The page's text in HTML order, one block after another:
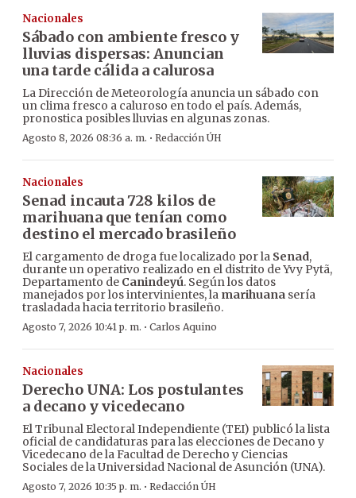
Nacionales
Sábado con ambiente fresco y
lluvias dispersas: Anuncian
una tarde cálida a calurosa
La Dirección de Meteorología anuncia un sábado con
un clima fresco a caluroso en todo el país. Además,
pronostica posibles lluvias en algunas zonas.
Agosto 8, 2026 08:36 a. m. · Redacción ÚH
Nacionales
Senad incauta 728 kilos de
marihuana que tenían como
destino el mercado brasileño
El cargamento de droga fue localizado por la Senad,
durante un operativo realizado en el distrito de Yvy Pytã,
Departamento de Canindeyú. Según los datos
manejados por los intervinientes, la marihuana sería
trasladada hacia territorio brasileño.
Agosto 7, 2026 10:41 p. m. · Carlos Aquino
Nacionales
Derecho UNA: Los postulantes
a decano y vicedecano
El Tribunal Electoral Independiente (TEI) publicó la lista
oficial de candidaturas para las elecciones de Decano y
Vicedecano de la Facultad de Derecho y Ciencias
Sociales de la Universidad Nacional de Asunción (UNA).
Agosto 7, 2026 10:35 p. m. · Redacción ÚH